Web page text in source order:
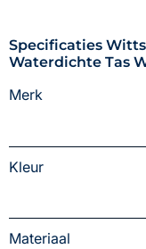
Specificaties
Waterdichte Tas
Merk
Kleur
Materiaal